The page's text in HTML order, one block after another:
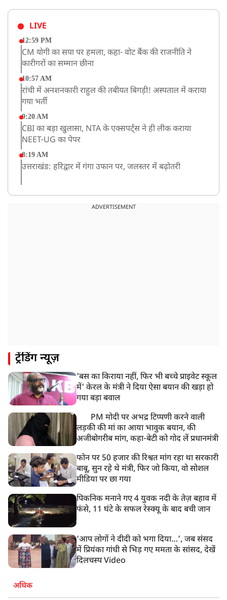
LIVE
12:59 PM
CM योगी का सपा पर हमला, कहा- वोट बैंक की राजनीति ने
कारीगरों का सम्मान छीना
10:57 AM
रांची में अनशनकारी राहुल की तबीयत बिगड़ी! अस्पताल में कराया
गया भर्ती
9:20 AM
CBI का बड़ा खुलासा, NTA के एक्सपर्ट्स ने ही लीक कराया
NEET-UG का पेपर
8:19 AM
उत्तराखंड: हरिद्वार में गंगा उफान पर, जलस्तर में बढ़ोतरी
UP: लखनऊ में चलती कार में लगी आग, युवक की जिंदा जलकर
ADVERTISEMENT
ट्रेंडिंग न्यूज़
'बस का किराया नहीं, फिर भी बच्चे प्राइवेट स्कूल
में' केरल के मंत्री ने दिया ऐसा बयान की खड़ा हो
गया बड़ा बवाल
PM मोदी पर अभद्र टिप्पणी करने वाली
लड़की की मां का आया भावुक बयान, की
अजीबोगरीब मांग, कहा-बेटी को गोद लें प्रधानमंत्री
फोन पर 50 हजार की रिश्वत मांग रहा था सरकारी
बाबू, सुन रहे थे मंत्री, फिर जो किया, वो सोशल
मीडिया पर छा गया
पिकनिक मनाने गए 4 युवक नदी के तेज़ बहाव में
फंसे, 11 घंटे के सफल रेस्क्यू के बाद बची जान
‘आप लोगों ने दीदी को भगा दिया…’, जब संसद
में प्रियंका गांधी से भिड़ गए ममता के सांसद, देखें
दिलचस्प Video
अधिक